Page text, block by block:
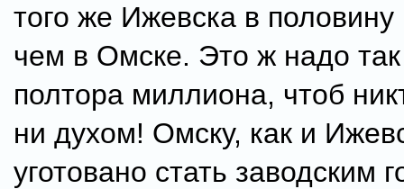
того же Ижевска в
чем в Омске. Это ж надо так
полтора миллиона, чтоб
ни духом! Омску, как и
уготовано стать заводским